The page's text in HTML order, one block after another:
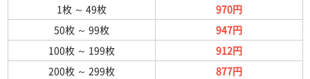
1枚 ～ 49枚
970円
50枚 ～ 99枚
947円
100枚 ～ 199枚
912円
200枚 ～ 299枚
877円